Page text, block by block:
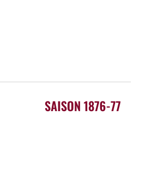
SAISON 1876-77